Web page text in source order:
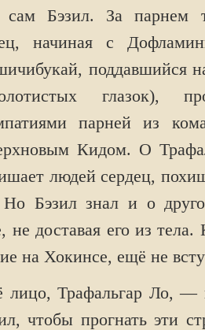
сам Бэзил. За парнем
начиная с
поддавшийся
глазок),
парней из
Кидом. О
людей сердец,
Но Бэзил знал и о
не доставая его из тела.
на Хокинсе, ещё не
Трафальгар Ло, —
чтобы прогнать эти